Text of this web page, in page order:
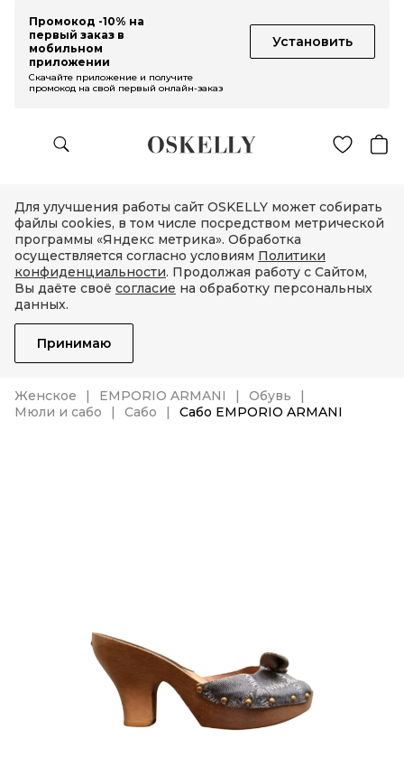
Промокод -10% на
первый заказ в
мобильном
приложении
Установить
Скачайте приложение и получите
промокод на свой первый онлайн-заказ
Для улучшения работы сайт OSKELLY может собирать
файлы cookies, в том числе посредством метрической
программы «Яндекс метрика». Обработка
осуществляется согласно условиям Политики
конфиденциальности. Продолжая работу с Сайтом,
Вы даёте своё согласие на обработку персональных
данных.
Принимаю
Женское EMPORIO ARMANI
Обувь
Мюли и сабо
Сабо Сабо EMPORIO ARMANI